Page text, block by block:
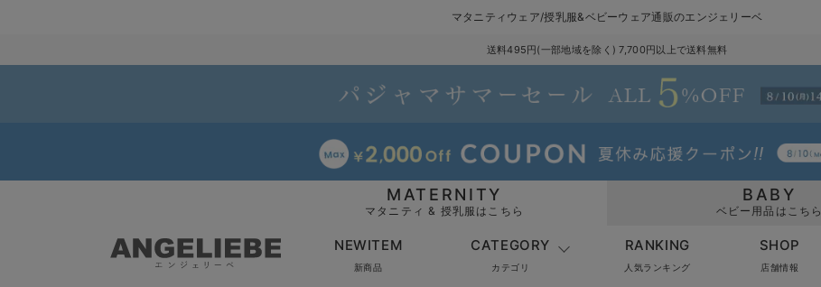
マタニティウェア/授乳服&ベビーウェア通販のエンジェリーベ
送料495円(一部地域を除く) 7,700円以上で送料無料
MATERNITY
マタニティ & 授乳服はこちら
BABY
ベビー用品はこちら
NEWITEM
新商品
CATEGORY
カテゴリ
RANKING
人気ランキング
SHOP
店舗情報